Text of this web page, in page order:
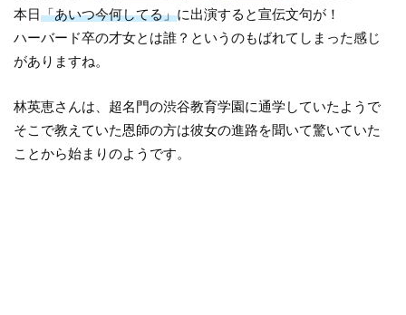
本日「あいつ今何してる」に出演すると宣伝文句が！
ハーバード卒の才女とは誰？というのもばれてしまった感じ
がありますね。
林英恵さんは、超名門の渋谷教育学園に通学していたようで
そこで教えていた恩師の方は彼女の進路を聞いて驚いていた
ことから始まりのようです。